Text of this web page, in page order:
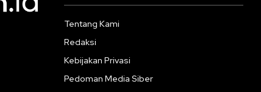
Tentang Kami
Redaksi
Kebijakan Privasi
Pedoman Media Siber